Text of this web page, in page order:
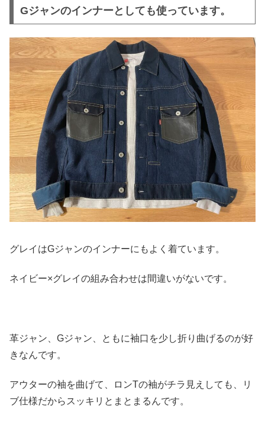
Gジャンのインナーとしても使っています。
グレイはGジャンのインナーにもよく着ています。
ネイビー×グレイの組み合わせは間違いがないです。
革ジャン、Gジャン、ともに袖口を少し折り曲げるのが好
きなんです。
アウターの袖を曲げて、ロンTの袖がチラ見えしても、リ
ブ仕様だからスッキリとまとまるんです。